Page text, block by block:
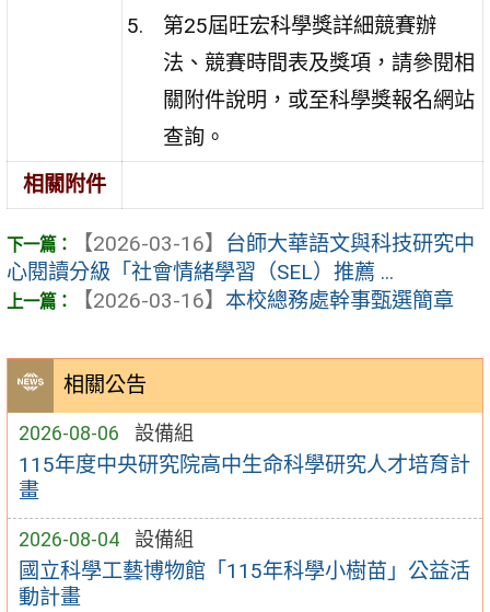
相關公告
2026-08-06 設備組
115年度中央研究院高中生命科學研究人才培育計
畫
2026-08-04 設備組
國立科學工藝博物館「115年科學小樹苗」公益活
動計畫
第25屆旺宏科學獎詳細競賽辦
法、競賽時間表及獎項，請參閱相
關附件說明，或至科學獎報名網站
查詢。
相關附件
【2026-03-16】 台師大華語文與科技研究中
心閱讀分級「社會情緒學習（SEL）推薦 ...
【2026-03-16】 本校總務處幹事甄選簡章